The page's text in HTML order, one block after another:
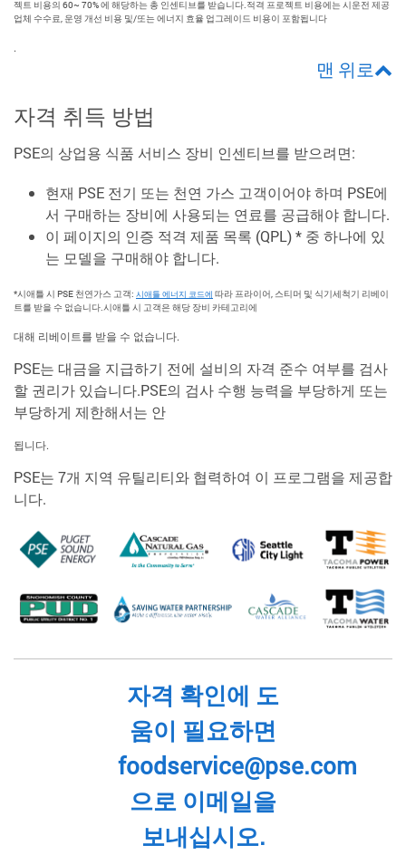
젝트 비용의 60~ 70% 에 해당하는 총 인센티브를 받습니다.적격 프로젝트 비용에는 시운전 제공
업체 수수료, 운영 개선 비용 및/또는 에너지 효율 업그레이드 비용이 포함됩니다
.
맨 위로
자격 취득 방법
PSE의 상업용 식품 서비스 장비 인센티브를 받으려면:
현재 PSE 전기 또는 천연 가스 고객이어야 하며 PSE에
서 구매하는 장비에 사용되는 연료를 공급해야 합니다.
이 페이지의 인증 적격 제품 목록 (QPL) * 중 하나에 있
는 모델을 구매해야 합니다.
*시애틀 시 PSE 천연가스 고객: 시애틀 에너지 코드에 따라 프라이어, 스티머 및 식기세척기 리베이
트를 받을 수 없습니다.시애틀 시 고객은 해당 장비 카테고리에
대해 리베이트를 받을 수 없습니다.
PSE는 대금을 지급하기 전에 설비의 자격 준수 여부를 검사
할 권리가 있습니다.PSE의 검사 수행 능력을 부당하게 또는
부당하게 제한해서는 안
됩니다.
PSE는 7개 지역 유틸리티와 협력하여 이 프로그램을 제공합
니다.
자격 확인에 도
움이 필요하면
foodservice@pse.com
으로 이메일을
보내십시오.